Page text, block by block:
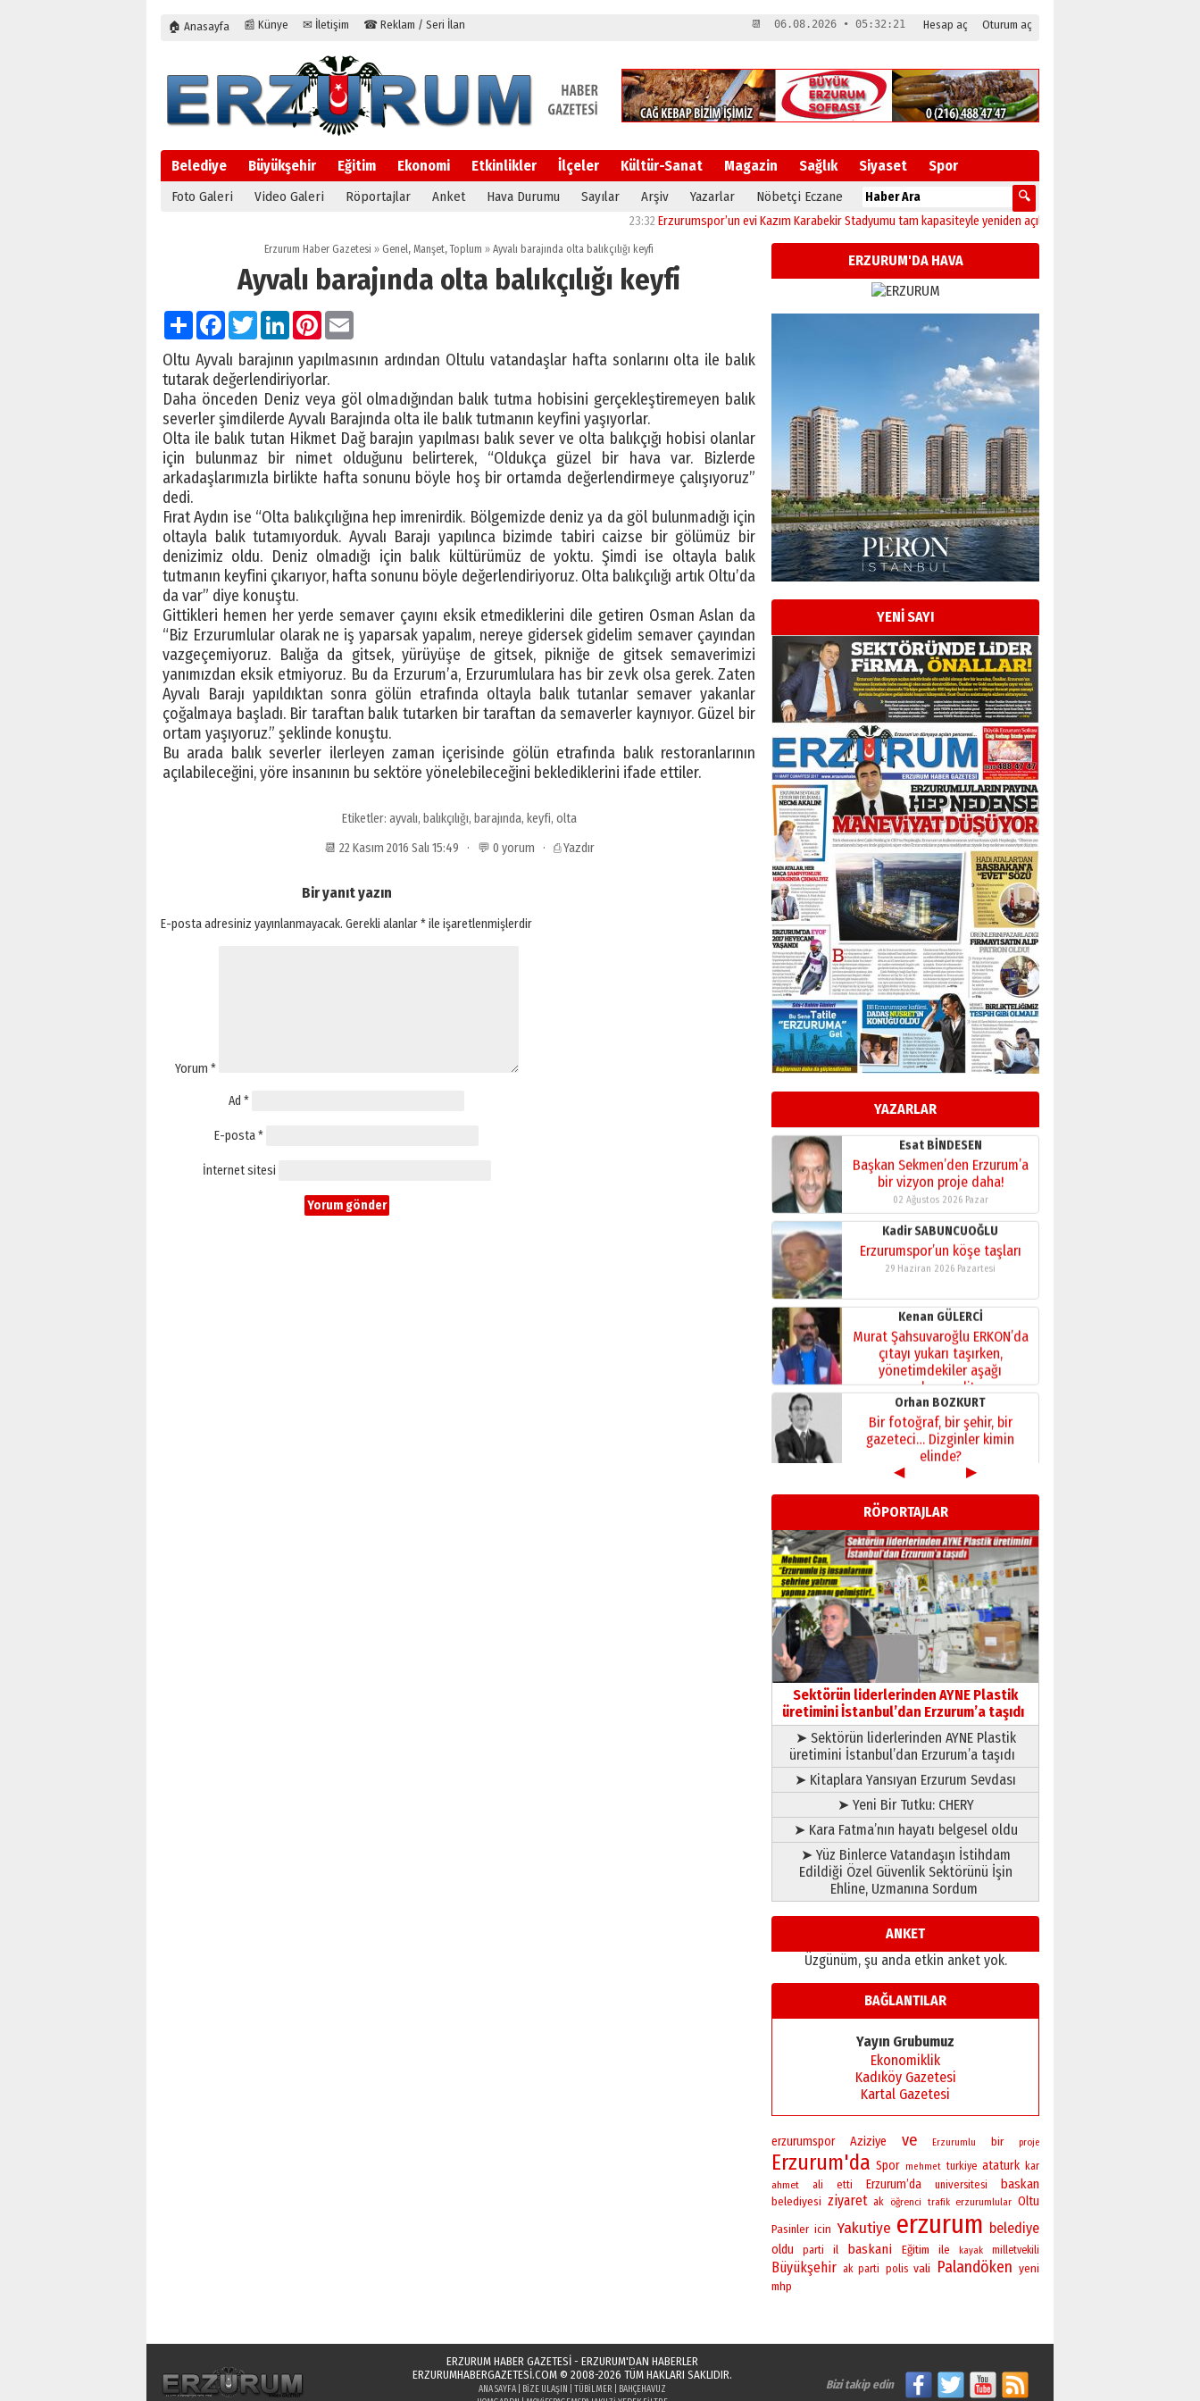
🏠 Anasayfa 📰 Künye ✉ İletişim ☎ Reklam / Seri İlan Hesap aç Oturum aç
📆 06.08.2026 • 05:32:22
Belediye Büyükşehir Eğitim Ekonomi Etkinlikler İlçeler Kültür-Sanat Magazin Sağlık Siyaset Spor
Foto Galeri Video Galeri Röportajlar Anket Hava Durumu Sayılar Arşiv Yazarlar Nöbetçi Eczane
Erzurumspor’un evi Kazım Karabekir Stadyumu tam kapasiteyle yeniden açılıyor! 23:10
Erzurum Haber Gazetesi » Genel, Manşet,Toplum » Ayvalı barajında olta balıkçılığı keyfi
Ayvalı barajında olta balıkçılığı keyfi
PaylaşFacebook
TwitterLinkedInPinterest
Oltu Ayvalı barajının yapılmasının ardından Oltulu vatandaşlar hafta sonlarını olta ile balık
tutarak değerlendiriyorlar.
Daha önceden Deniz veya göl olmadığından balık tutma hobisini gerçekleştiremeyen balık
severler şimdilerde Ayvalı Barajında olta ile balık tutmanın keyfini yaşıyorlar.
Olta ile balık tutan Hikmet Dağ barajın yapılması balık sever ve olta balıkçığı hobisi olanlar
için bulunmaz bir nimet olduğunu belirterek, “Oldukça güzel bir hava var. Bizlerde
arkadaşlarımızla birlikte hafta sonunu böyle hoş bir ortamda değerlendirmeye çalışıyoruz”
dedi.
Fırat Aydın ise “Olta balıkçılığına hep imrenirdik. Bölgemizde deniz ya da göl bulunmadığı için
oltayla balık tutamıyorduk. Ayvalı Barajı yapılınca bizimde tabiri caizse bir gölümüz bir
denizimiz oldu. Deniz olmadığı için balık kültürümüz de yoktu. Şimdi ise oltayla balık
tutmanın keyfini çıkarıyor, hafta sonunu böyle değerlendiriyoruz. Olta balıkçılığı artık Oltu’da
da var” diye konuştu.
Gittikleri hemen her yerde semaver çayını eksik etmediklerini dile getiren Osman Aslan da
“Biz Erzurumlular olarak ne iş yaparsak yapalım, nereye gidersek gidelim semaver çayından
vazgeçemiyoruz. Balığa da gitsek, yürüyüşe de gitsek, pikniğe de gitsek semaverimizi
yanımızdan eksik etmiyoruz. Bu da Erzurum’a, Erzurumlulara has bir zevk olsa gerek. Zaten
Ayvalı Barajı yapıldıktan sonra gölün etrafında oltayla balık tutanlar semaver yakanlar
çoğalmaya başladı. Bir taraftan balık tutarken bir taraftan da semaverler kaynıyor. Güzel bir
ortam yaşıyoruz.” şeklinde konuştu.
Bu arada balık severler ilerleyen zaman içerisinde gölün etrafında balık restoranlarının
açılabileceğini, yöre insanının bu sektöre yönelebileceğini beklediklerini ifade ettiler.
Etiketler: ayvalı, balıkçılığı, barajında, keyfi, olta
📆 22 Kasım 2016 Salı 15:49 · 💬 0 yorum · ⎙ Yazdır
Bir yanıt yazın
E-posta adresiniz yayınlanmayacak. Gerekli alanlar*ile işaretlenmişlerdir
Yorum *
Ad *
E-posta*
İnternet sitesi
ERZURUM'DA HAVA
YENİ SAYI
YAZARLAR
Esat BİNDESEN
Başkan Sekmen’den Erzurum’a
bir vizyon proje daha!
02 Ağustos 2026 Pazar
Kadir SABUNCUOĞLU
Erzurumspor’un köşe taşları
29 Haziran 2026 Pazartesi
Kenan GÜLERCİ
Murat Şahsuvaroğlu ERKON’da
çıtayı yukarı taşırken,
yönetimdekiler aşağı
çekmemeli!
17 Şubat 2026 SalıOrhan BOZKURT
Bir fotoğraf, bir şehir, bir
gazeteci… Dizginler kimin
elinde?
31 Mart 2026 Salı
A. Berhan Yılmaz
BİR BÖLÜM DEĞİL, BİR ÖMÜR
SEÇİYORSUNUZ… “NEDEN
ATATÜRK ÜNİVERSİTESİ?”
28 Temmuz 2026 Salı
Ahmet Gökhan YAZICI
Ahmed Yesevi’den bir
Alperen… ”Reisimiz” idi…
Hakka yürüdü.!
26 Mart 2026 Perşembe
Cem Bakırcı
Ardında bıraktığı hatıralarıyla
gönül adamı Faruk Terzioğlu!
13 Mayıs 2026 Çarşamba
Esat BİNDESEN
Başkan Sekmen’den Erzurum’a
bir vizyon proje daha!
02 Ağustos 2026 Pazar
Kadir SABUNCUOĞLU
Erzurumspor’un köşe taşları
29 Haziran 2026 Pazartesi
Kenan GÜLERCİ
Murat Şahsuvaroğlu ERKON’da
çıtayı yukarı taşırken,
yönetimdekiler aşağı
17 Şubat 2026 SalıOrhan BOZKURT
Bir fotoğraf, bir şehir, bir
gazeteci… Dizginler kimin
elinde?
31 Mart 2026 Salı
A. Berhan Yılmaz
BİR BÖLÜM DEĞİL, BİR ÖMÜR
SEÇİYORSUNUZ… “NEDEN
ATATÜRK ÜNİVERSİTESİ?”
28 Temmuz 2026 Salı
Ahmet Gökhan YAZICI
Ahmed Yesevi’den bir
Alperen… ”Reisimiz” idi…
Hakka yürüdü.!
26 Mart 2026 Perşembe
Cem Bakırcı
Ardında bıraktığı hatıralarıyla
gönül adamı Faruk Terzioğlu!
13 Mayıs 2026 Çarşamba
Esat BİNDESEN
Başkan Sekmen’den Erzurum’a
bir vizyon proje daha!
02 Ağustos 2026 Pazar
◀ ▶
RÖPORTAJLAR
Sektörün liderlerinden AYNE Plastik
üretimini İstanbul’dan Erzurum’a taşıdı
➤ Sektörün liderlerinden AYNE Plastik
üretimini İstanbul’dan Erzurum’a taşıdı
➤ Kitaplara Yansıyan Erzurum Sevdası
➤ Yeni Bir Tutku: CHERY
➤ Kara Fatma’nın hayatı belgesel oldu
➤ Yüz Binlerce Vatandaşın İstihdam
Edildiği Özel Güvenlik Sektörünü İşin
Ehline, Uzmanına Sordum
ANKET
Üzgünüm, şu anda etkin anket yok.
BAĞLANTILAR
Yayın Grubumuz
Ekonomiklik
Kadıköy Gazetesi
Kartal Gazetesi
erzurumspor Aziziye ve Erzurumlu bir proje
Erzurum'da Spor mehmet turkiye ataturk kar
ahmet
ali etti Erzurum’da universitesi baskan
belediyesi ziyaret ak öğrenci trafik erzurumlular Oltu
Pasinler icin Yakutiye erzurum belediye
oldu parti il baskani Eğitim ile kayak milletvekili
Büyükşehir ak parti polis vali Palandöken yeni
mhp
ERZURUM HABER GAZETESİ - ERZURUM'DAN HABERLER
ERZURUMHABERGAZETESI.COM© 2008-2026 TÜM HAKLARI SAKLIDIR.
ANA SAYFA| BIZE ULAŞIN TÜBILMER
BAHÇEHAVUZ
Bizi takip edin